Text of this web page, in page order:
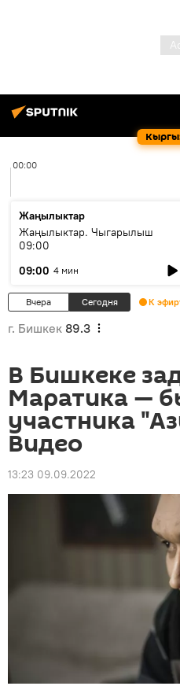
00:00
Жаңылыктар
Жаңылыктар. Чыгарылыш
09:00
09:00 4 мин
Вчера Сегодня К
г. Бишкек 89.3
В Бишкеке
Маратика —
участника
Видео
13:23 09.09.2022